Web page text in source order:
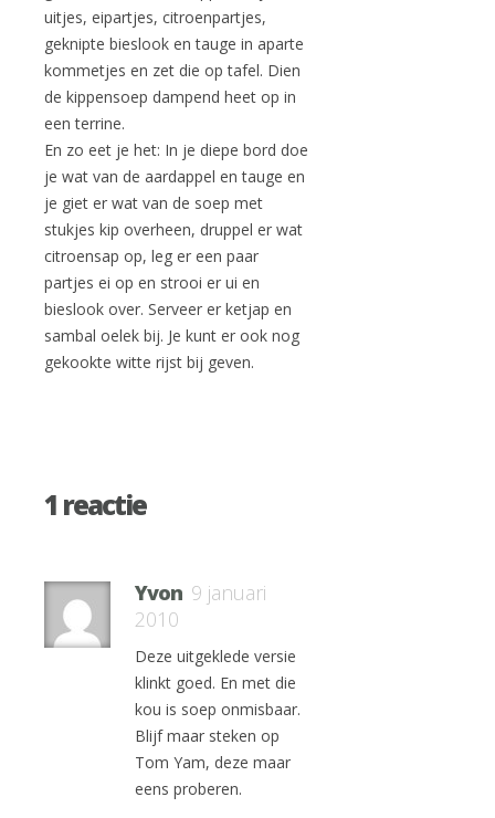
uitjes, eipartjes, citroenpartjes,
geknipte bieslook en tauge in aparte
kommetjes en zet die op tafel. Dien
de kippensoep dampend heet op in
een terrine.
En zo eet je het: In je diepe bord doe
je wat van de aardappel en tauge en
je giet er wat van de soep met
stukjes kip overheen, druppel er wat
citroensap op, leg er een paar
partjes ei op en strooi er ui en
bieslook over. Serveer er ketjap en
sambal oelek bij. Je kunt er ook nog
gekookte witte rijst bij geven.
1 reactie
Yvon 9 januari
2010
Deze uitgeklede versie
klinkt goed. En met die
kou is soep onmisbaar.
Blijf maar steken op
Tom Yam, deze maar
eens proberen.